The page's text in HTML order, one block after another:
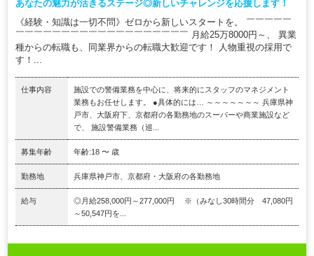
あなたの魅力が活きるステージ◎新しいチャレンジを応援します！
《経験・知識は一切不問》ゼロから新しいスタートを。 ￣￣￣￣￣
￣￣￣￣￣￣￣￣￣￣￣￣￣￣￣￣￣￣￣ 月給25万8000円～、 異業
種からの転職も、同業界からの転職大歓迎です！ 人物重視の採用で
す！...
仕事内容
施設での警備業務を中心に、将来的にスタッフのマネジメント
業務もお任せします。 ●具体的には… ～～～～～～～ 兵庫県神
戸市、大阪府下、京都府の各勤務地のスーパーや商業施設など
で、 施設警備業務（巡...
募集年齢 年齢:18 〜 歳
勤務地 兵庫県神戸市、京都府・大阪府の各勤務地
給与
◎月給258,000円～277,000円 ※（みなし30時間分 47,080円
～50,547円を...